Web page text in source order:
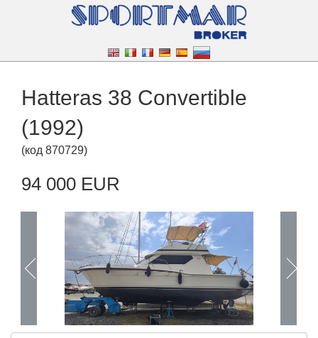
Hatteras 38 Convertible
(1992)
(код 870729)
94 000 EUR